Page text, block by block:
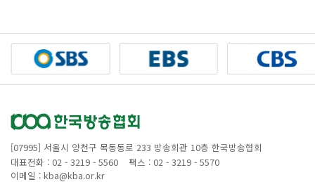
[07995] 서울시 양천구 목동동로 233 방송회관 10층 한국방송협회
대표전화 : 02 - 3219 - 5560
팩스 : 02 - 3219 - 5570
이메일 : kba@kba.or.kr